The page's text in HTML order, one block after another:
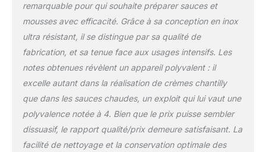
remarquable pour qui souhaite préparer sauces et
mousses avec efficacité. Grâce à sa conception en inox
ultra résistant, il se distingue par sa qualité de
fabrication, et sa tenue face aux usages intensifs. Les
notes obtenues révèlent un appareil polyvalent : il
excelle autant dans la réalisation de crèmes chantilly
que dans les sauces chaudes, un exploit qui lui vaut une
polyvalence notée à 4. Bien que le prix puisse sembler
dissuasif, le rapport qualité/prix demeure satisfaisant. La
facilité de nettoyage et la conservation optimale des